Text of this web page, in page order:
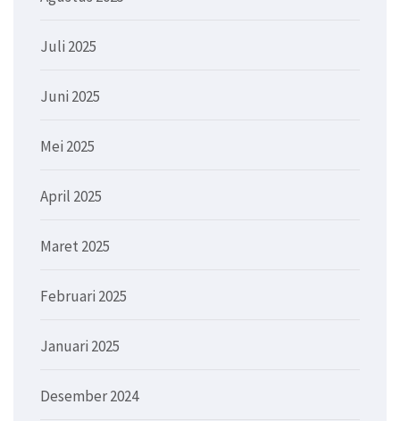
Juli 2025
Juni 2025
Mei 2025
April 2025
Maret 2025
Februari 2025
Januari 2025
Desember 2024